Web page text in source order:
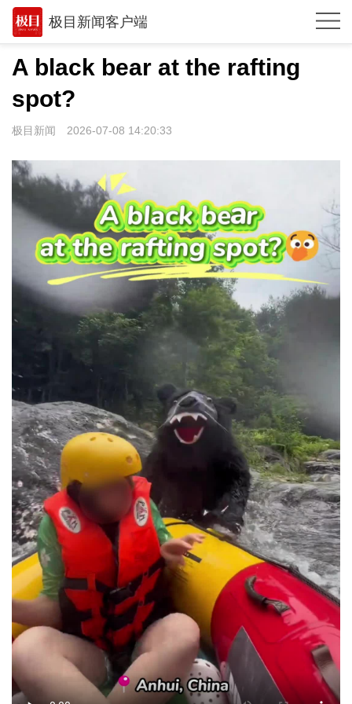
极目新闻客户端
推荐
体育
观点
湖北
武汉
世相
环球
极客圈
城建
科教
健康
悠游
相亲
汽车
房产
创意
A black bear at the rafting
spot?
极目新闻 2026-07-08 14:20:33